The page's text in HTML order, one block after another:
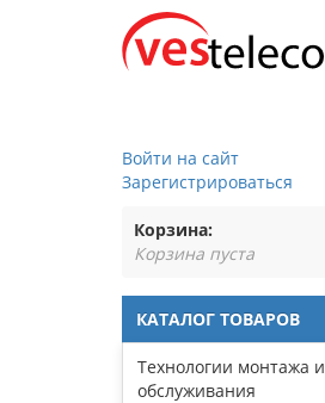
Войти на сайт
Зарегистрироваться
Корзина:
Корзина пуста
КАТАЛОГ ТОВАРОВ
Технологии монтажа и
обслуживания